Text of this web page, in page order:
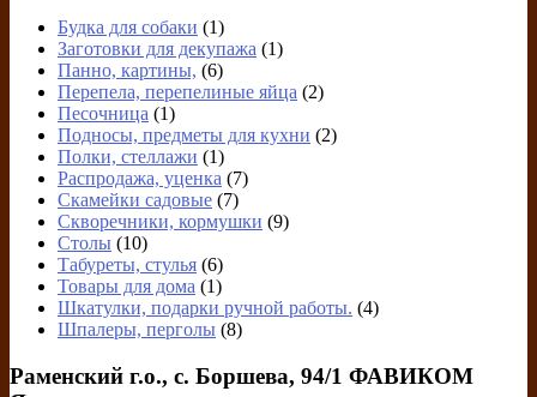
Будка для собаки (1)
Заготовки для декупажа (1)
Панно, картины, (6)
Перепела, перепелиные яйца (2)
Песочница (1)
Подносы, предметы для кухни (2)
Полки, стеллажи (1)
Распродажа, уценка (7)
Скамейки садовые (7)
Скворечники, кормушки (9)
Столы (10)
Табуреты, стулья (6)
Товары для дома (1)
Шкатулки, подарки ручной работы. (4)
Шпалеры, перголы (8)
Раменский г.о., с. Боршева, 94/1 ФАВИКОМ